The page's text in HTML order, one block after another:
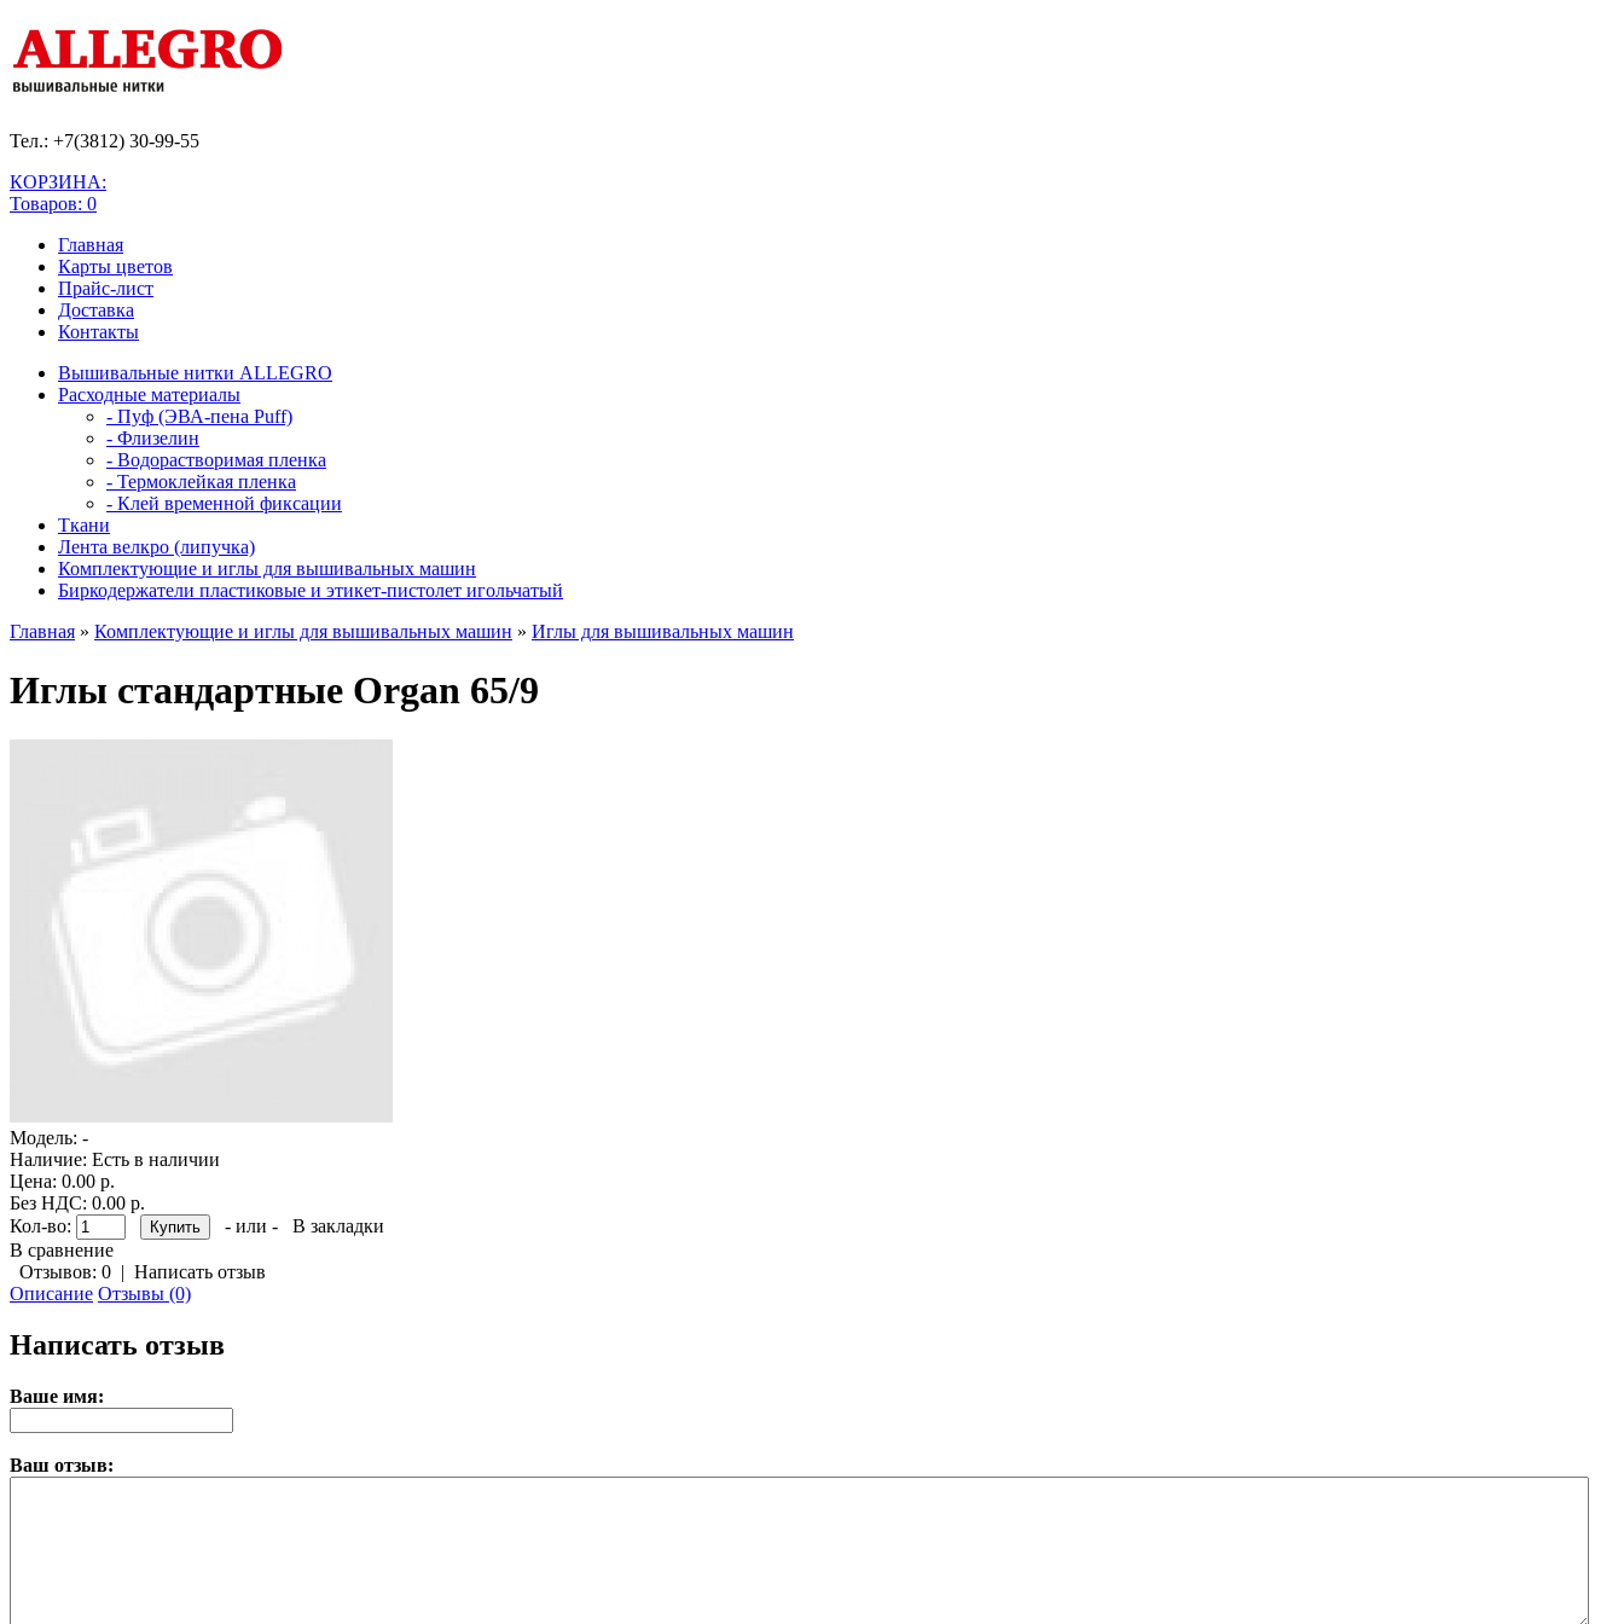
Тел.: +7(3812) 30-99-55
КОРЗИНА:
Товаров: 0
Главная
Карты цветов
Прайс-лист
Доставка
Контакты
Вышивальные нитки ALLEGRO
Расходные материалы
- Пуф (ЭВА-пена Puff)
- Флизелин
- Водорастворимая пленка
- Термоклейкая пленка
- Клей временной фиксации
Ткани
Лента велкро (липучка)
Комплектующие и иглы для вышивальных машин
Биркодержатели пластиковые и этикет-пистолет игольчатый
Главная » Комплектующие и иглы для вышивальных машин » Иглы для вышивальных машин
Иглы стандартные Organ 65/9
Модель: -
Наличие: Есть в наличии
Цена: 0.00 р.
Без НДС: 0.00 р.
Кол-во:
- или -
В закладки
В сравнение
Отзывов: 0 | Написать отзыв
Описание Отзывы (0)
Написать отзыв
Ваше имя:
Ваш отзыв: